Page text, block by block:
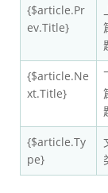
{$article.Pr
ev.Title}
{$article.Ne
xt.Title}
{$article.Ty
pe}